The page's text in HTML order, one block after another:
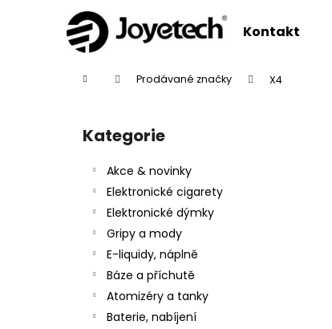
Kontakt
Domů Prodávané značky X4
Přeskočit
kategorie
Kategorie
Akce & novinky
Elektronické cigarety
Elektronické dýmky
Gripy a mody
E-liquidy, náplně
Báze a příchutě
Atomizéry a tanky
Baterie, nabíjení
Zpět
Zpět